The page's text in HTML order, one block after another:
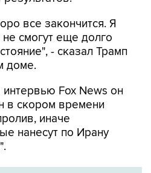
все закончится. Я
смогут еще долго
- сказал Трамп
доме.
Fox News он
в скором времени
иначе
нанесут по Ирану